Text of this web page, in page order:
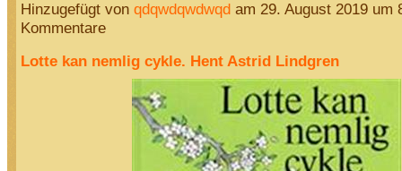
Hinzugefügt von qdqwdqwdwqd am 29. August 2019
Kommentare
Lotte kan nemlig cykle. Hent Astrid Lindgren